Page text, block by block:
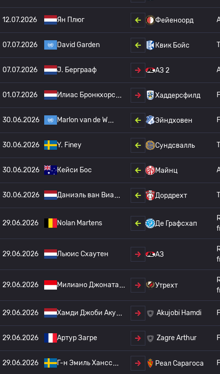
12.07.2026 Ян Плюг Фейеноорд
07.07.2026 David Garden Квик Бойс
07.07.2026 J. Берграаф АЗ 2
01.07.2026 Илиас Бронкхорс Хаддерсфилд
30.06.2026 Marlon van de W Эйндховен
30.06.2026 Y. Finey Сундсвалль
30.06.2026 Кейси Бос Майнц
30.06.2026 Даниэль ван Виа Дордрехт
29.06.2026 Nolan Martens Де Графсхап
29.06.2026 Льюис Схаутен АЗ
29.06.2026 Милиано Джоната Утрехт
29.06.2026 Хамди Джоби Аку Akujobi Hamdi
29.06.2026 Артур Загре Zagre Arthur
29.06.2026 Г-н Эмиль Хансс Реал Сарагоса